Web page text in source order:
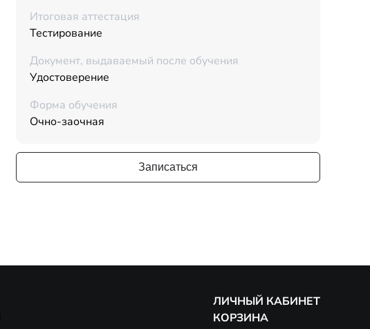
Итоговая аттестация
Тестирование
Документ, выдаваемый после обучения
Удостоверение
Форма обучения
Очно-заочная
Записаться
ЛИЧНЫЙ КАБИНЕТ
КОРЗИНА